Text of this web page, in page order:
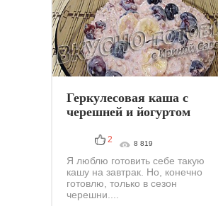
Геркулесовая каша с
черешней и йогуртом
2 8 819
Я люблю готовить себе такую
кашу на завтрак. Но, конечно
готовлю, только в сезон
черешни....